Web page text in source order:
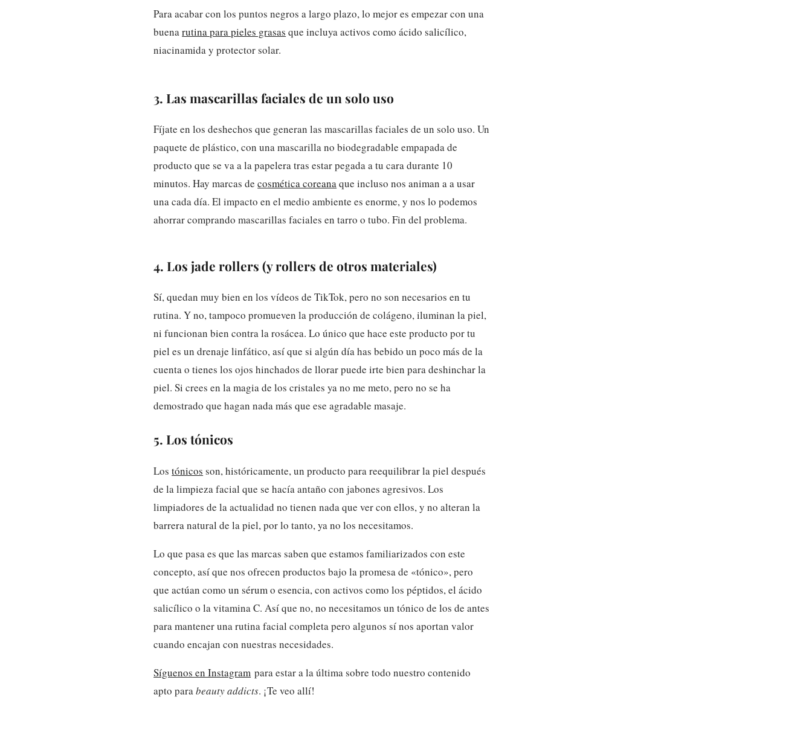
Para acabar con los puntos negros a largo plazo, lo mejor es empezar con una
buenarutina para pieles grasas que incluya activos como ácido salicílico,
niacinamida y protector solar.
3. Las mascarillas faciales de un solo uso
Fíjate en los deshechos que generan las mascarillas faciales de un solo uso. Un
paquete de plástico, con una mascarilla no biodegradable empapada de
producto que se va a la papelera tras estar pegada a tu cara durante 10
minutos. Hay marcas decosmética coreanaque incluso nos animan a a usar
una cada día. El impacto en el medio ambiente es enorme, y nos lo podemos
ahorrar comprando mascarillas faciales en tarro o tubo. Fin del problema.
4. Los jade rollers (y rollers de otros materiales)
Sí, quedan muy bien en los vídeos de TikTok, pero no son necesarios en tu
rutina. Y no, tampoco promueven la producción de colágeno, iluminan la piel,
ni funcionan bien contra la rosácea. Lo único que hace este producto por tu
piel es un drenaje linfático, así que si algún día has bebido un poco más de la
cuenta o tienes los ojos hinchados de llorar puede irte bien para deshinchar la
piel. Si crees en la magia de los cristales ya no me meto, pero no se ha
demostrado que hagan nada más que ese agradable masaje.
5. Los tónicos
Lostónicos son, históricamente, un producto para reequilibrar la piel después
de la limpieza facial que se hacía antaño con jabones agresivos. Los
limpiadores de la actualidad no tienen nada que ver con ellos, y no alteran la
barrera natural de la piel, por lo tanto, ya no los necesitamos.
Lo que pasa es que las marcas saben que estamos familiarizados con este
concepto, así que nos ofrecen productos bajo la promesa de «tónico», pero
que actúan como un sérum o esencia, con activos como los péptidos, el ácido
salicílico o la vitamina C. Así que no, no necesitamos un tónico de los de antes
para mantener una rutina facial completa pero algunos sí nos aportan valor
cuando encajan con nuestras necesidades.
Síguenos en Instagram para estar a la última sobre todo nuestro contenido
apto parabeauty addicts. ¡Te veo allí!